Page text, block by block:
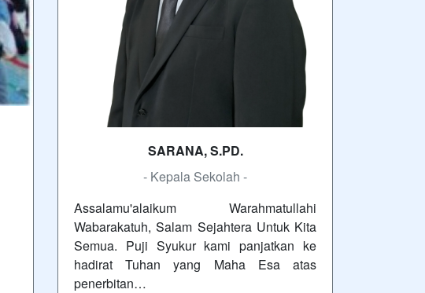
SARANA, S.PD.
- Kepala Sekolah -
Assalamu'alaikum Warahmatullahi
Wabarakatuh, Salam Sejahtera Untuk Kita
Semua. Puji Syukur kami panjatkan ke
hadirat Tuhan yang Maha Esa atas
penerbitan…